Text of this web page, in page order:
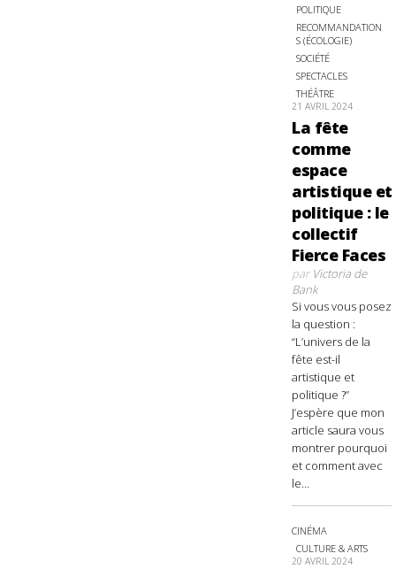
POLITIQUE
RECOMMANDATION
S (ÉCOLOGIE)
SOCIÉTÉ
SPECTACLES
THÉÂTRE
21 AVRIL 2024
La fête
comme
espace
artistique et
politique : le
collectif
Fierce Faces
parVictoria de
Bank
Si vous vous posez
la question :
“L’univers de la
fête est-il
artistique et
politique ?”
J’espère que mon
article saura vous
montrer pourquoi
et comment avec
le...
CINÉMA
CULTURE & ARTS
20 AVRIL 2024